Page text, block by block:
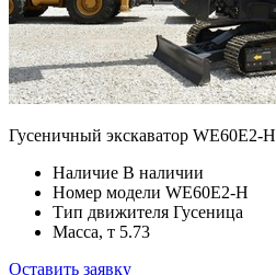
Гусеничный экскаватор WE60E2-H
Наличие В наличии
Номер модели WE60E2-H
Тип движителя Гусеница
Масса, т 5.73
Оставить заявку